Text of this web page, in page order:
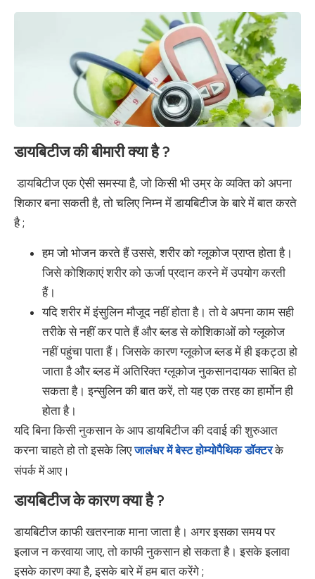
डायबिटीज की बीमारी क्या है ?
डायबिटीज एक ऐसी समस्या है, जो किसी भी उम्र के व्यक्ति को अपना
शिकार बना सकती है, तो चलिए निम्न में डायबिटीज के बारे में बात करते
है ;
हम जो भोजन करते हैं उससे, शरीर को ग्लूकोज प्राप्त होता है।
जिसे कोशिकाएं शरीर को ऊर्जा प्रदान करने में उपयोग करती
हैं।
यदि शरीर में इंसुलिन मौजूद नहीं होता है। तो वे अपना काम सही
तरीके से नहीं कर पाते हैं और ब्लड से कोशिकाओं को ग्लूकोज
नहीं पहुंचा पाता हैं। जिसके कारण ग्लूकोज ब्लड में ही इकट्ठा हो
जाता है और ब्लड में अतिरिक्त ग्लूकोज नुकसानदायक साबित हो
सकता है। इन्सुलिन की बात करें, तो यह एक तरह का हार्मोन ही
होता है।
यदि बिना किसी नुकसान के आप डायबिटीज की दवाई की शुरुआत
करना चाहते हो तो इसके लिएजालंधरमें बेस्टहोम्योपैथिक डॉक्टरके
संपर्क में आए।
डायबिटीज के कारण क्या है ?
डायबिटीज काफी खतरनाक माना जाता है। अगर इसका समय पर
इलाज न करवाया जाए, तो काफी नुकसान हो सकता है। इसके इलावा
इसके कारण क्या है, इसके बारे में हम बात करेंगे ;